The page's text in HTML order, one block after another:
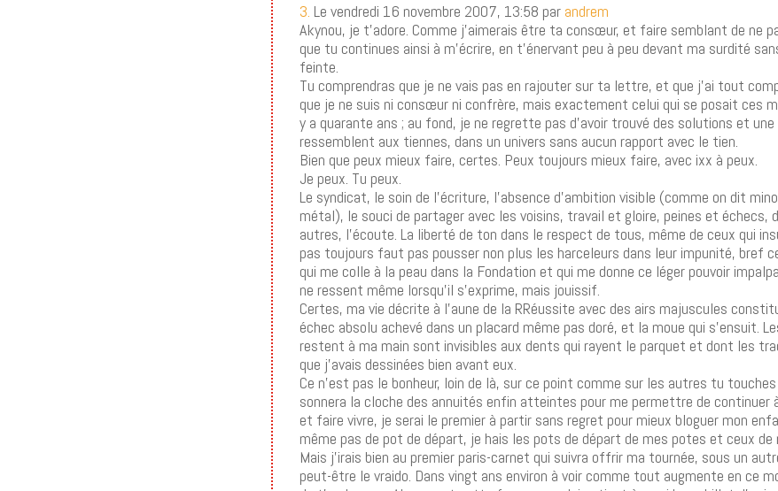
3. Le vendredi 16 novembre 2007, 13:58 par andrem
Akynou, je t’adore. Comme j’aimerais être ta consœur, et faire semblant de ne
que tu continues ainsi à m’écrire, en t’énervant peu à peu devant ma surdité
feinte.
Tu comprendras que je ne vais pas en rajouter sur ta lettre, et que j’ai tout
que je ne suis ni consœur ni confrère, mais exactement celui qui se posait ces
y a quarante ans ; au fond, je ne regrette pas d’avoir trouvé des solutions et
ressemblent aux tiennes, dans un univers sans aucun rapport avec le tien.
Bien que peux mieux faire, certes. Peux toujours mieux faire, avec ixx à peux.
Je peux. Tu peux.
Le syndicat, le soin de l’écriture, l’absence d’ambition visible (comme on dit
métal), le souci de partager avec les voisins, travail et gloire, peines et échecs,
autres, l’écoute. La liberté de ton dans le respect de tous, même de ceux qui
pas toujours faut pas pousser non plus les harceleurs dans leur impunité, bref
qui me colle à la peau dans la Fondation et qui me donne ce léger pouvoir
ne ressent même lorsqu’il s’exprime, mais jouissif.
Certes, ma vie décrite à l’aune de la RRéussite avec des airs majuscules
échec absolu achevé dans un placard même pas doré, et la moue qui s’ensuit.
restent à ma main sont invisibles aux dents qui rayent le parquet et dont les
que j’avais dessinées bien avant eux.
Ce n’est pas le bonheur, loin de là, sur ce point comme sur les autres tu
sonnera la cloche des annuités enfin atteintes pour me permettre de continuer
et faire vivre, je serai le premier à partir sans regret pour mieux bloguer mon
même pas de pot de départ, je hais les pots de départ de mes potes et ceux de
Mais j’irais bien au premier paris-carnet qui suivra offrir ma tournée, sous un
peut-être le vraido. Dans vingt ans environ à voir comme tout augmente en ce